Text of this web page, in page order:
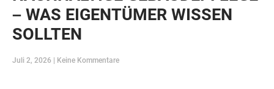
– WAS EIGENTÜMER WISSEN
SOLLTEN
Juli 2, 2026 Keine Kommentare